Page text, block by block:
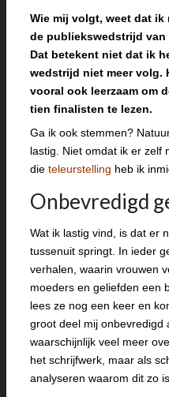
Wie mij volgt, weet dat ik
de publiekswedstrijd van
Dat betekent niet dat ik
wedstrijd niet meer volg.
vooral ook leerzaam om
tien finalisten te lezen.
Ga ik ook stemmen?
lastig. Niet omdat ik er zelf
die teleurstelling heb ik
Onbevredigd
Wat ik lastig vind, is dat er
tussenuit springt. In ieder
verhalen, waarin vrouwen
moeders en geliefden een
lees ze nog een keer en
groot deel mij onbevredigd
waarschijnlijk veel meer
het schrijfwerk, maar als
analyseren waarom dit zo is.